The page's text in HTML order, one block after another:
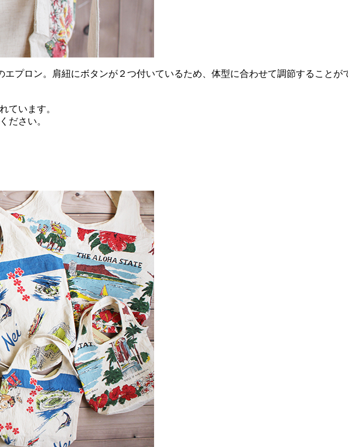
プロン。肩紐にボタンが２つ付いているため、体型に合わせて調節することが
ています。
ださい。